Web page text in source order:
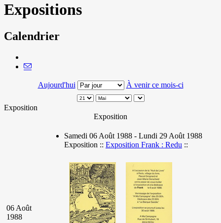
Expositions
Calendrier
Aujourd'hui À venir ce mois-ci
Exposition
Exposition
06 Août
1988
Samedi 06 Août 1988 - Lundi 29 Août 1988
Exposition :: Exposition Frank : Redu ::